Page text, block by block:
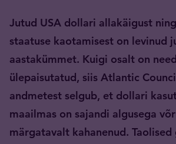
Jutud USA dollari allakäigust
staatuse kaotamisest on levinud
aastakümmet. Kuigi osalt on
ülepaisutatud, siis Atlantic
andmetest selgub, et dollari
maailmas on sajandi algusega
märgatavalt kahanenud. Taolised